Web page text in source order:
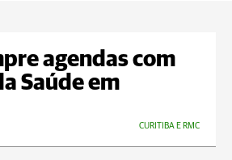
agendas com
Saúde em
CURITIBA E RMC